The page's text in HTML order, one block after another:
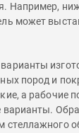
Например,
может
пород и
а рабочие
варианты.
стеллажного